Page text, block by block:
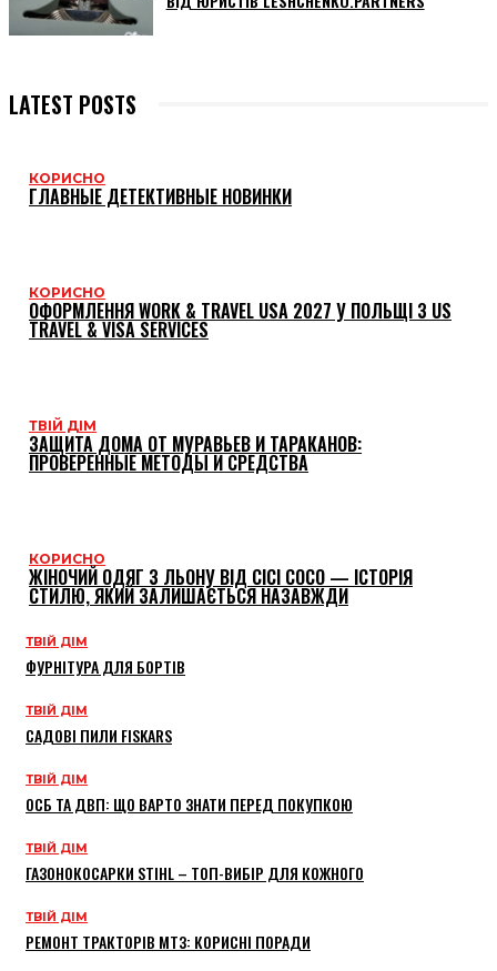
LATEST POSTS
КОРИСНО
ГЛАВНЫЕ ДЕТЕКТИВНЫЕ НОВИНКИ
КОРИСНО
ОФОРМЛЕННЯ WORK & TRAVEL USA 2027 У ПОЛЬЩІ З US
TRAVEL & VISA SERVICES
ТВІЙ ДІМ
ЗАЩИТА ДОМА ОТ МУРАВЬЕВ И ТАРАКАНОВ:
ПРОВЕРЕННЫЕ МЕТОДЫ И СРЕДСТВА
КОРИСНО
ЖІНОЧИЙ ОДЯГ З ЛЬОНУ ВІД CICI COCO — ІСТОРІЯ
СТИЛЮ, ЯКИЙ ЗАЛИШАЄТЬСЯ НАЗАВЖДИ
ТВІЙ ДІМ
ФУРНІТУРА ДЛЯ БОРТІВ
ТВІЙ ДІМ
САДОВІ ПИЛИ FISKARS
ТВІЙ ДІМ
ОСБ ТА ДВП: ЩО ВАРТО ЗНАТИ ПЕРЕД ПОКУПКОЮ
ТВІЙ ДІМ
ГАЗОНОКОСАРКИ STIHL – ТОП-ВИБІР ДЛЯ КОЖНОГО
ТВІЙ ДІМ
РЕМОНТ ТРАКТОРІВ МТЗ: КОРИСНІ ПОРАДИ